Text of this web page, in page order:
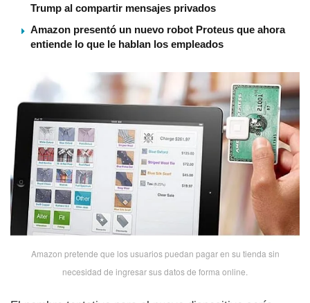
Trump al compartir mensajes privados
Amazon presentó un nuevo robot Proteus que ahora
entiende lo que le hablan los empleados
Amazon pretende que los usuarios puedan pagar en su tienda sin
necesidad de ingresar sus datos de forma online.